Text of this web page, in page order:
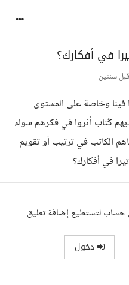
في أفكارك؟
قبل سنتين
وخاصة على المستوى
كُتاب أثروا في فكرهم سواء
الكاتب في ترتيب أو تقويم
في أفكارك؟
لتستطيع إضافة تعليق
دخول